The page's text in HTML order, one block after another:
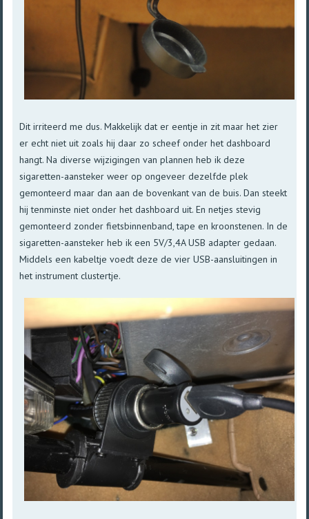
Dit irriteerd me dus. Makkelijk dat er eentje in zit maar het zier
er echt niet uit zoals hij daar zo scheef onder het dashboard
hangt. Na diverse wijzigingen van plannen heb ik deze
sigaretten-aansteker weer op ongeveer dezelfde plek
gemonteerd maar dan aan de bovenkant van de buis. Dan steekt
hij tenminste niet onder het dashboard uit. En netjes stevig
gemonteerd zonder fietsbinnenband, tape en kroonstenen. In de
sigaretten-aansteker heb ik een 5V/3,4A USB adapter gedaan.
Middels een kabeltje voedt deze de vier USB-aansluitingen in
het instrument clustertje.